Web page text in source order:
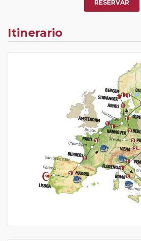
o los que estén en luna de miel
RESERVAR
Itinerario